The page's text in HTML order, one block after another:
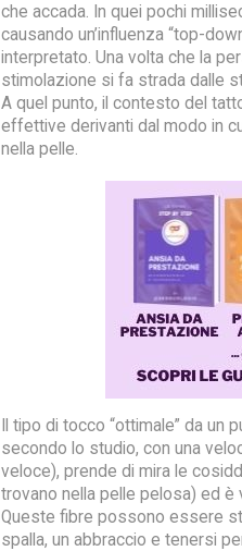
che accada. In quei pochi
causando un’influenza “top-
interpretato. Una volta che la
stimolazione si fa strada dalle
A quel punto, il contesto del
effettive derivanti dal modo in
nella pelle.
Il tipo di tocco “ottimale” da un
secondo lo studio, con una
veloce), prende di mira le
trovano nella pelle pelosa) ed
Queste fibre possono essere
spalla, un abbraccio e tenersi